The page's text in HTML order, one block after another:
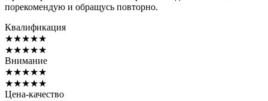
порекомендую и обращусь повторно.
Квалификация
★★★★★
★★★★★
Внимание
★★★★★
★★★★★
Цена-качество